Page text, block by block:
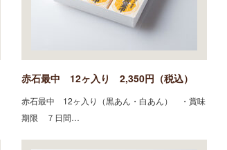
赤石最中 12ヶ入り 2,350円（税込）
赤石最中 12ヶ入り（黒あん・白あん） ・賞味
期限 ７日間…